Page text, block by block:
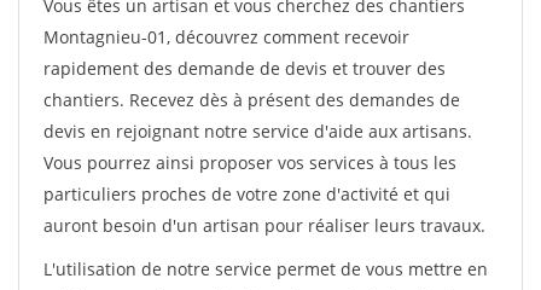
Vous êtes un artisan et vous cherchez des chantiers
Montagnieu-01, découvrez comment recevoir
rapidement des demande de devis et trouver des
chantiers. Recevez dès à présent des demandes de
devis en rejoignant notre service d'aide aux artisans.
Vous pourrez ainsi proposer vos services à tous les
particuliers proches de votre zone d'activité et qui
auront besoin d'un artisan pour réaliser leurs travaux.
L'utilisation de notre service permet de vous mettre en